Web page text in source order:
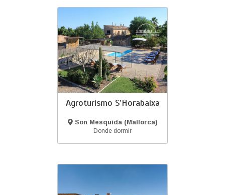
Agroturismo S’Horabaixa
Son Mesquida (Mallorca)
Donde dormir